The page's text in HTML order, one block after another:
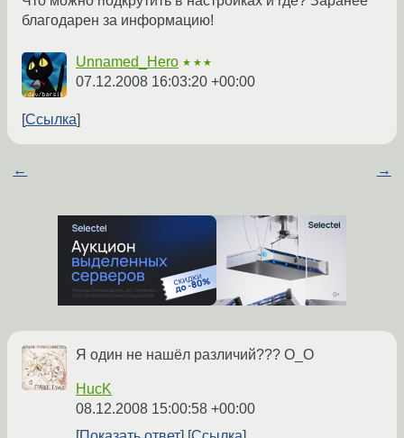
благодарен за информацию!
Unnamed_Hero ★★★
07.12.2008 16:03:20 +00:00
Ссылка
← →
Я один не нашёл различий??? О_О
HucK
08.12.2008 15:00:58 +00:00